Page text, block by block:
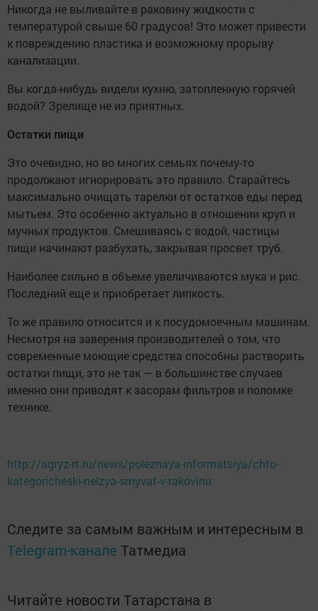
Никогда не выливайте в раковину жидкости с
температурой свыше 60 градусов! Это может привести
к повреждению пластика и возможному прорыву
канализации.
Вы когда-нибудь видели кухню, затопленную горячей
водой? Зрелище не из приятных.
Остатки пищи
Это очевидно, но во многих семьях почему-то
продолжают игнорировать это правило. Старайтесь
максимально очищать тарелки от остатков еды перед
мытьем. Это особенно актуально в отношении круп и
мучных продуктов. Смешиваясь с водой, частицы
пищи начинают разбухать, закрывая просвет труб.
Наиболее сильно в объеме увеличиваются мука и рис.
Последний еще и приобретает липкость.
То же правило относится и к посудомоечным машинам.
Несмотря на заверения производителей о том, что
современные моющие средства способны растворить
остатки пищи, это не так — в большинстве случаев
именно они приводят к засорам фильтров и поломке
технике.
http://agryz-rt.ru/news/poleznaya-informatsiya/chto-
kategoricheski-nelzya-smyvat-v-rakovinu
Следите за самым важным и интересным в
Telegram-канале Татмедиа
Читайте новости Татарстана в